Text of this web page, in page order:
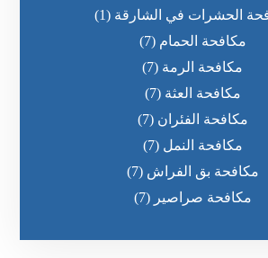
الحشرات في الشارقة (1)
مكافحة الحمام (7)
مكافحة الرمة (7)
مكافحة العثة (7)
مكافحة الفئران (7)
مكافحة النمل (7)
مكافحة بق الفراش (7)
مكافحة صراصير (7)